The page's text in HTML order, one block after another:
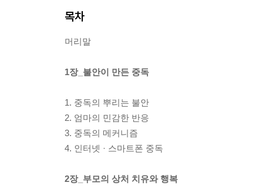
목차
머리말
1장_불안이 만든 중독
1. 중독의 뿌리는 불안
2. 엄마의 민감한 반응
3. 중독의 메커니즘
4. 인터넷 · 스마트폰 중독
2장_부모의 상처 치유와 행복